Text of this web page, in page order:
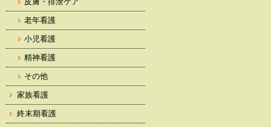
老年看護
小児看護
精神看護
その他
家族看護
終末期看護